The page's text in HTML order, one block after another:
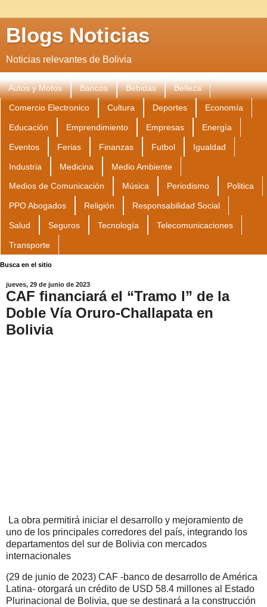
Blogs Noticias
Noticias relevantes de Bolivia
Autos y Motos Bancos Bebidas Belleza
Comercio Electronico Cultura Deportes Economía
Educación Emprendimiento Empresas Energía
Eventos Ferias Finanzas Futbol Igualdad
Industria Medicina Medio Ambiente
Medios de Comunicación Música Periodismo Politica
PPO Abogados Religión Responsabilidad Social
Salud Seguros Tecnología Telecomunicaciones
Transporte
Busca en el sitio
jueves, 29 de junio de 2023
CAF financiará el “Tramo I” de la
Doble Vía Oruro-Challapata en
Bolivia
La obra permitirá iniciar el desarrollo y mejoramiento de
uno de los principales corredores del país, integrando los
departamentos del sur de Bolivia con mercados
internacionales
(29 de junio de 2023) CAF -banco de desarrollo de América
Latina- otorgará un crédito de USD 58.4 millones al Estado
Plurinacional de Bolivia, que se destinará a la construcción